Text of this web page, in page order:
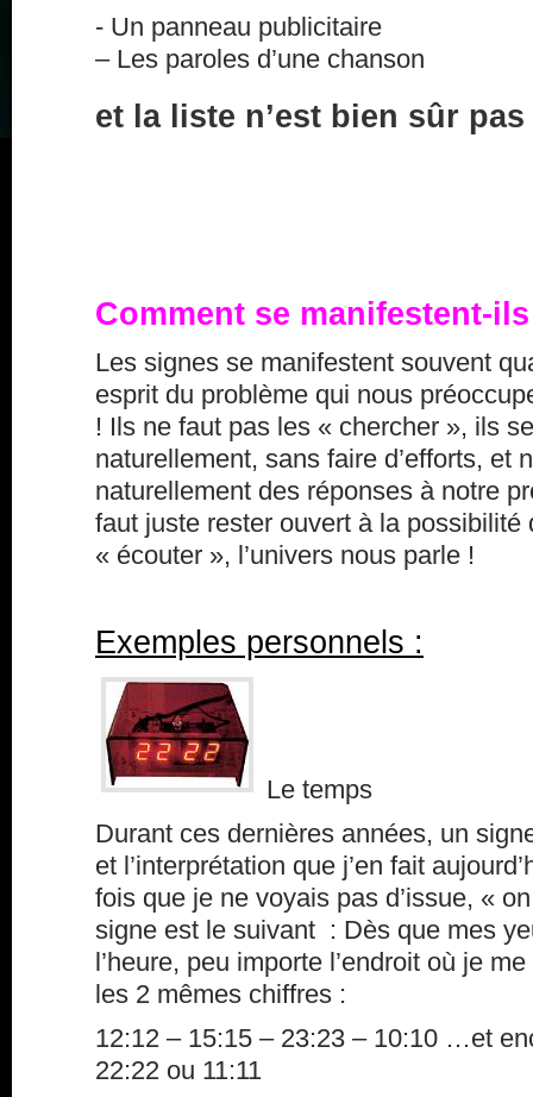
- Un panneau publicitaire
– Les paroles d’une chanson
et la liste n’est bien sûr
Comment se manifestent-
Les signes se manifestent souvent
esprit du problème qui nous
! Ils ne faut pas les « chercher », ils
naturellement, sans faire d’efforts, et
naturellement des réponses à notre
faut juste rester ouvert à la possibilité
« écouter », l’univers nous parle !
Exemples personnels :
Le temps
Durant ces dernières années, un
et l’interprétation que j’en fait
fois que je ne voyais pas d’issue, «
signe est le suivant : Dès que mes
l’heure, peu importe l’endroit où je
les 2 mêmes chiffres :
12:12 – 15:15 – 23:23 – 10:10 …et
22:22 ou 11:11